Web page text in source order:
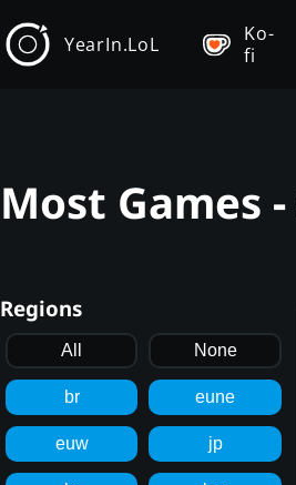
YearIn.LoL
Ko-
fi
Most Games
Regions
All None
br eune
euw jp